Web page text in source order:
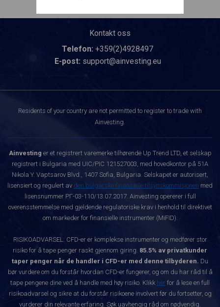
Kontakt oss
Telefon: +359(2)4928497
E-post: support@ainvesting.eu
Residents of your country are not permitted to register to trade with
Ainvesting.
Ainvesting er et registrert varemerke tilhørende Up Trend LTD, et selskap
registrert i Bulgaria med UIC/PIC 121527003, med hovedkontor på 51A
Nikola Y. Vaptsarov Blvd., 1407 Sofia, Bulgaria. Selskapet er autorisert,
lisensiert og regulert av den bulgarske finansielle tilsynskommisjonen med
lisensnummer РГ-03-110/13.07.2017. Ainvesting opererer i full
overensstemmelse med gjeldende regulatoriske krav i henhold til direktivet
om markeder for finansielle instrumenter (MiFID).
RISIKOADVARSEL: CFD-er er komplekse instrumenter og medfører stor
risiko for å tape penger raskt gjennom giring. 85.5% av privatkunder
taper penger når de handler i CFD-er med denne tilbyderen. Du
bør vurdere om du forstår hvordan CFD-er fungerer, og om du har råd til å
tape pengene dine ved å handle med høy risiko. Klikk her for å lese en full
risikoadvarsel og sikre at du forstår risikoene involvert før du fortsetter, og
vurderer din relevante erfaring. Søk uavhengig råd om nødvendig.